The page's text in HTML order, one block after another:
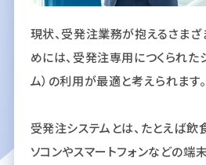
現状、受発注業務が抱えるさま
めには、受発注専用につくられた
ム）の利用が最適と考えられます。
受発注システムとは、たとえば
ソコンやスマートフォンなどの端